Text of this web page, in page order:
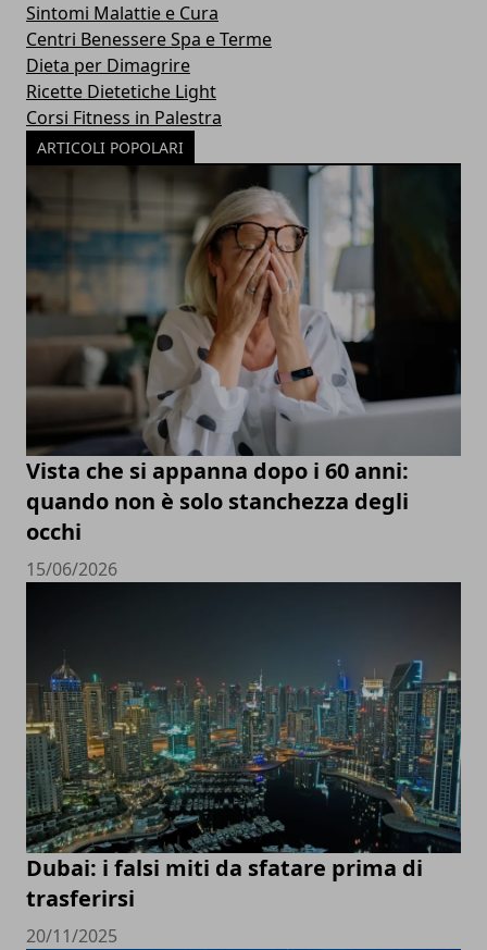
Sintomi Malattie e Cura
Centri Benessere Spa e Terme
Dieta per Dimagrire
Ricette Dietetiche Light
Corsi Fitness in Palestra
ARTICOLI POPOLARI
Vista che si appanna dopo i 60 anni:
quando non è solo stanchezza degli
occhi
15/06/2026
Dubai: i falsi miti da sfatare prima di
trasferirsi
20/11/2025